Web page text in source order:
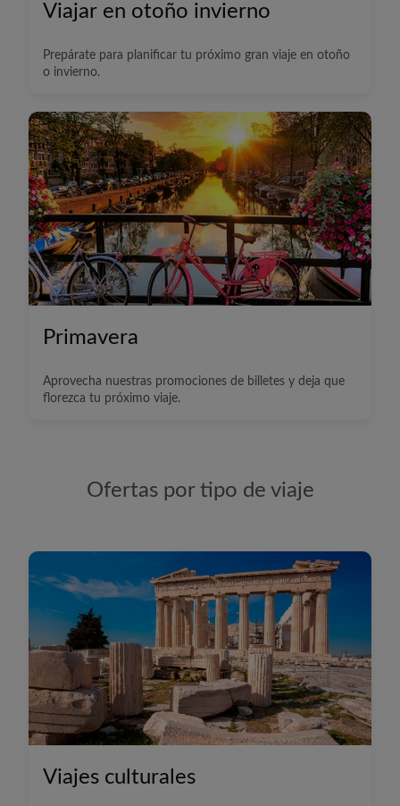
Viajar en otoño invierno
Prepárate para planificar tu próximo gran viaje en otoño
o invierno.
Primavera
Aprovecha nuestras promociones de billetes y deja que
florezca tu próximo viaje.
Ofertaspor tipo de viaje
Viajes culturales